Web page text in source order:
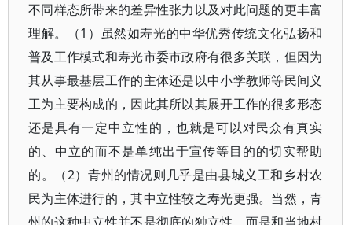
不同样态所带来的差异性张力以及对此问题的更丰富
理解。（1）虽然如寿光的中华优秀传统文化弘扬和
普及工作模式和寿光市委市政府有很多关联，但因为
其从事最基层工作的主体还是以中小学教师等民间义
工为主要构成的，因此其所以其展开工作的很多形态
还是具有一定中立性的，也就是可以对民众有真实
的、中立的而不是单纯出于宣传等目的的切实帮助
的。（2）青州的情况则几乎是由县城义工和乡村农
民为主体进行的，其中立性较之寿光更强。当然，青